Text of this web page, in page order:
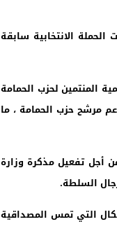
الحملة الانتخابية سابقة
المنتمين لحزب الحمامة
مرشح حزب الحمامة ، ما
أجل تفعيل مذكرة وزارة
السلطة.
التي تمس المصداقية